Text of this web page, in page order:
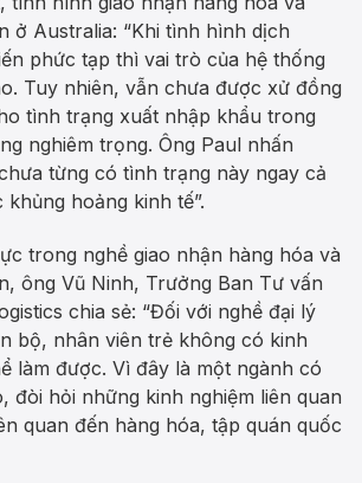
ở Australia: “Khi tình hình dịch
phức tạp thì vai trò của hệ thống
Tuy nhiên, vẫn chưa được xử đồng
tình trạng xuất nhập khẩu trong
nghiêm trọng. Ông Paul nhấn
từng có tình trạng này ngay cả
hoảng kinh tế”.
trong nghề giao nhận hàng hóa và
ông Vũ Ninh, Trưởng Ban Tư vấn
chia sẻ: “Đối với nghề đại lý
bộ, nhân viên trẻ không có kinh
làm được. Vì đây là một ngành có
đòi hỏi những kinh nghiệm liên quan
quan đến hàng hóa, tập quán quốc